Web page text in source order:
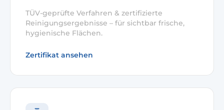
TÜV-geprüfte Verfahren & zertifizierte
Reinigungsergebnisse – für sichtbar frische,
hygienische Flächen.
Zertifikat ansehen